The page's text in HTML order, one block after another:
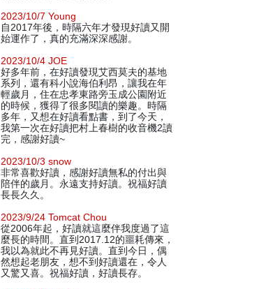
2023/10/7 Young
自2017年後，時隔六年才發現好讀又開
始運作了，真的充滿深深感謝。
2023/10/4 JOE
好多年前，在好讀發現艾西莫夫的基地
系列，還有科小說海伯利昂，讓我在年
輕歲月，住在忠孝東路旁玉成公園附近
的時候，獲得了很多閱讀的樂趣。時隔
多年，又想在好讀看點書，到了今天，
我第一次在好讀把村上春樹的收音機2讀
完，感謝好讀~
2023/10/3 snow
非常喜歡好讀，感謝好讀無私的付出與
陪伴的歲月。永遠支持好讀。祝福好讀
長長久久。
2023/9/24 Tomcat Chou
從2006年起，好讀就這麼伴我度過了這
麼長的時間。直到2017.12的噩耗傳來，
我以為就此不再見好讀。直到今日，偶
然想起老朋友，想不到好讀還在，令人
又驚又喜。祝福好讀，好讀長存。